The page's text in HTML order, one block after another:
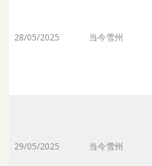
28/05/2025 当今雪州
29/05/2025 当今雪州